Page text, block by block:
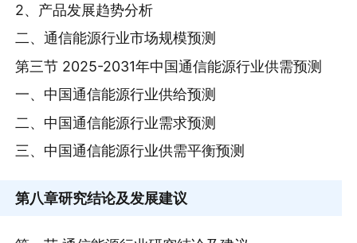
2、产品发展趋势分析
二、通信能源行业市场规模预测
第三节 2025-2031年中国通信能源行业供需预测
一、中国通信能源行业供给预测
二、中国通信能源行业需求预测
三、中国通信能源行业供需平衡预测
第八章研究结论及发展建议